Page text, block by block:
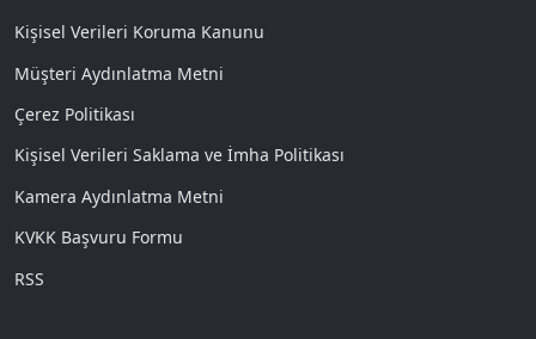
Kişisel Verileri Koruma Kanunu
Müşteri Aydınlatma Metni
Çerez Politikası
Kişisel Verileri Saklama ve İmha Politikası
Kamera Aydınlatma Metni
KVKK Başvuru Formu
RSS